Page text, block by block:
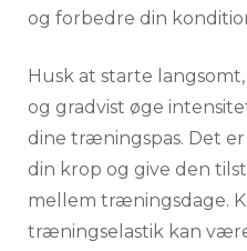
og forbedre din
Husk at starte
og gradvist øge
dine træningspas. Det
din krop og give den
mellem træningsdage.
træningselastik kan